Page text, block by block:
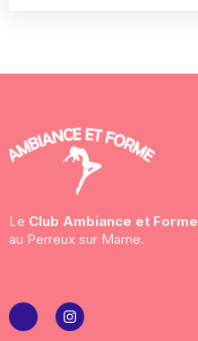
Le Club Ambiance et Forme
au Perreux sur Marne.